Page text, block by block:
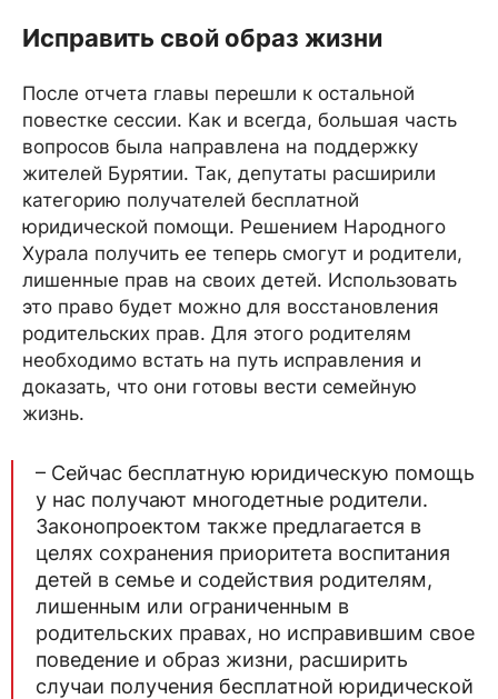
Исправить свой образ жизни
После отчета главы перешли к остальной
повестке сессии. Как и всегда, большая часть
вопросов была направлена на поддержку
жителей Бурятии. Так, депутаты расширили
категорию получателей бесплатной
юридической помощи. Решением Народного
Хурала получить ее теперь смогут и родители,
лишенные прав на своих детей. Использовать
это право будет можно для восстановления
родительских прав. Для этого родителям
необходимо встать на путь исправления и
доказать, что они готовы вести семейную
жизнь.
– Сейчас бесплатную юридическую помощь
у нас получают многодетные родители.
Законопроектом также предлагается в
целях сохранения приоритета воспитания
детей в семье и содействия родителям,
лишенным или ограниченным в
родительских правах, но исправившим свое
поведение и образ жизни, расширить
случаи получения бесплатной юридической